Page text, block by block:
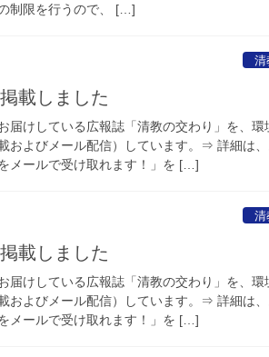
制限を行うので、 […]
清
載しました
届けしている広報誌「清教の交わり」を、環
およびメール配信）しています。⇒ 詳細は
メールで受け取れます！」を […]
清
載しました
届けしている広報誌「清教の交わり」を、環
およびメール配信）しています。⇒ 詳細は
メールで受け取れます！」を […]